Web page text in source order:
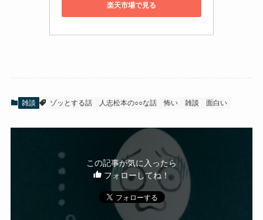
楽天市場で見る
雑談 ゾッとする話 人志松本の○○な話 怖い 雑談 面白い
この記事が気に入ったら
フォローしてね！